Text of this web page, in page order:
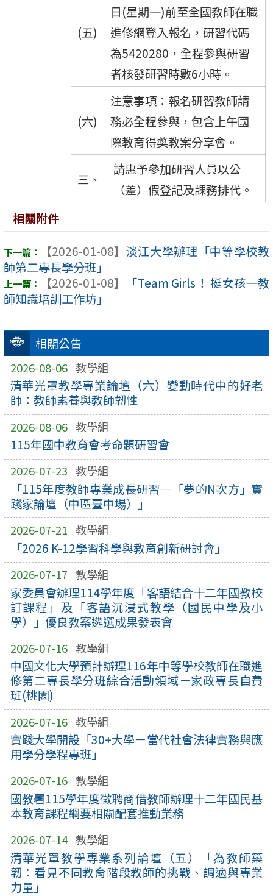
相關公告
2026-08-06 教學組
清華光罩教學專業論壇（六）變動時代中的好老
師：教師素養與教師韌性
2026-08-06 教學組
115年國中教育會考命題研習會
2026-07-23 教學組
「115年度教師專業成長研習—「夢的N次方」實
踐家論壇（中區臺中場）」
2026-07-21 教學組
「2026 K-12學習科學與教育創新研討會」
2026-07-17 教學組
家委員會辦理114學年度「客語結合十二年國教校
訂課程」及「客語沉浸式教學（國民中學及小
學）」優良教案遴選成果發表會
2026-07-16 教學組
中國文化大學預計辦理116年中等學校教師在職進
修第二專長學分班綜合活動領域－家政專長自費
班(桃園)
2026-07-16 教學組
實踐大學開設「30+大學－當代社會法律實務與應
用學分學程專班」
2026-07-16 教學組
國教署115學年度徵聘商借教師辦理十二年國民基
本教育課程綱要相關配套推動業務
2026-07-14 教學組
清華光罩教學專業系列論壇（五）「為教師築
韌：看見不同教育階段教師的挑戰、調適與專業
力量」
(五)
日(星期一)前至全國教師在職
進修網登入報名，研習代碼
為5420280，全程參與研習
者核發研習時數6小時。
(六)
注意事項：報名研習教師請
務必全程參與，包含上午國
際教育得獎教案分享會。
三、
請惠予參加研習人員以公
（差）假登記及課務排代。
相關附件
【2026-01-08】 淡江大學辦理「中等學校教
師第二專長學分班」
【2026-01-08】
「Team Girls！ 挺女孩一教
師知識培訓工作坊」